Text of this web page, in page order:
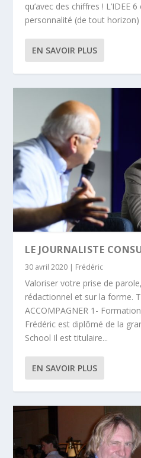
qu’avec des chiffres ! L’IDEE
personnalité (de tout horizon)
EN SAVOIR PLUS
LE JOURNALISTE
30 avril 2020 | Frédéric
Valoriser votre prise de
rédactionnel et sur la forme.
ACCOMPAGNER 1-
Frédéric est diplômé de la
School Il est titulaire...
EN SAVOIR PLUS